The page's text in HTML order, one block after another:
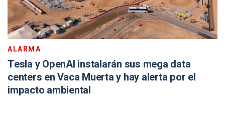
ALARMA
Tesla y OpenAI instalarán sus mega data
centers en Vaca Muerta y hay alerta por el
impacto ambiental